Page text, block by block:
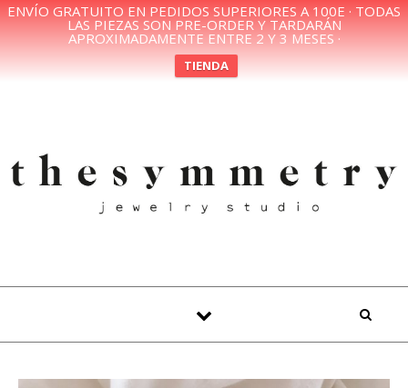
ENVÍO GRATUITO EN PEDIDOS SUPERIORES A 100E · TODAS
LAS PIEZAS SON PRE-ORDER Y TARDARÁN
APROXIMADAMENTE ENTRE 2 Y 3 MESES ·
TIENDA